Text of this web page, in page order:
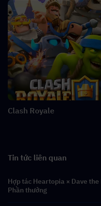
Clash Royale
Tin tức liên quan
Hợp tác Heartopia × Dave
Phần thưởng